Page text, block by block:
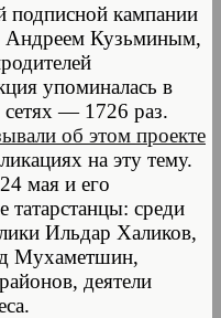
кампании
Андреем Кузьминым,
упоминалась в
— 1726 раз.
об этом проекте
на эту тему.
мая и его
татарстанцы: среди
Ильдар Халиков,
Мухаметшин,
деятели